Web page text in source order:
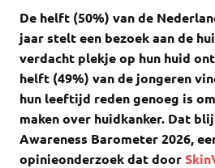
De helft (50%) van de
jaar stelt een bezoek aan de
verdacht plekje op hun huid
helft (49%) van de jongeren
hun leeftijd reden genoeg is
maken over huidkanker. Dat
Awareness Barometer 2026,
opinieonderzoek dat door